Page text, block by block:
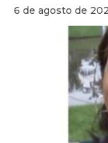
6 de agosto de